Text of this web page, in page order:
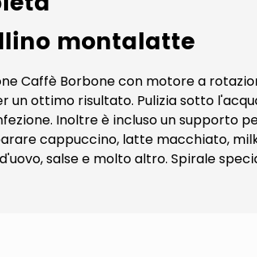
montalatte
Caffè Borbone con motore a
un ottimo risultato. Pulizia sotto
Inoltre è incluso un
cappuccino, latte macchiato,
salse e molto altro. Spirale